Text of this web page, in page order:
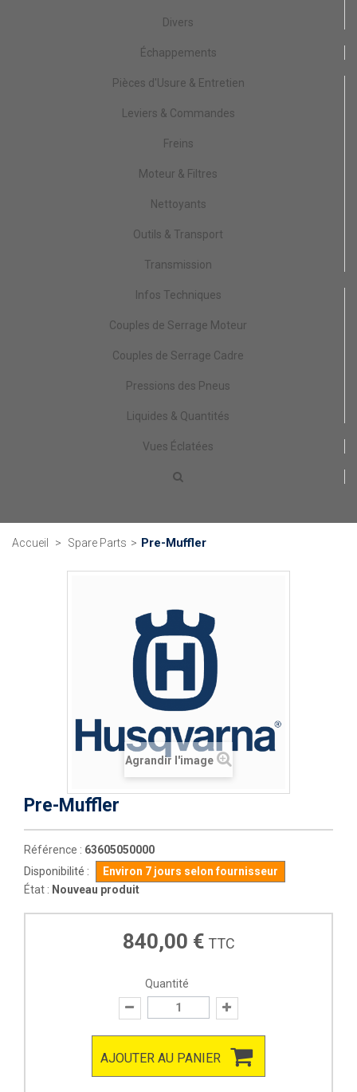
Divers
Échappements
Pièces d'Usure & Entretien
Leviers & Commandes
Freins
Moteur & Filtres
Nettoyants
Outils & Transport
Transmission
Infos Techniques
Couples de Serrage Moteur
Couples de Serrage Cadre
Pressions des Pneus
Liquides & Quantités
Vues Éclatées
Accueil > Spare Parts > Pre-Muffler
Agrandir l'image
Pre-Muffler
Référence : 63605050000
Disponibilité :
Environ 7 jours selon fournisseur
État : Nouveau produit
840,00 € TTC
Quantité
AJOUTER AU PANIER